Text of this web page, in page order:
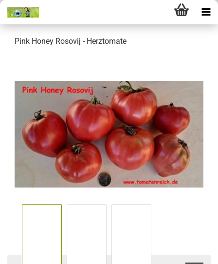
Pink Honey Rosovij - Herztomate